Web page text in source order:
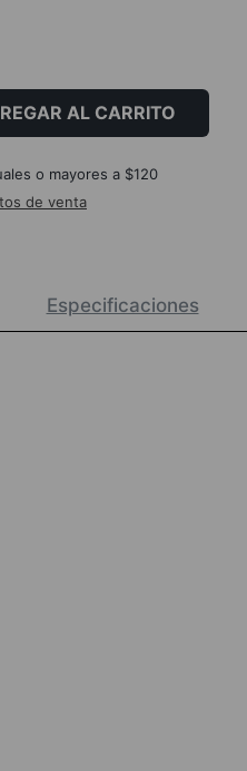
AL CARRITO
o mayores a $120
de venta
Especificaciones